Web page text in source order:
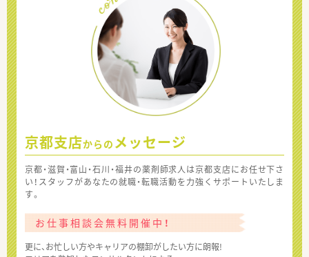
京都支店からの メッセージ
京都・滋賀・富山・石川・福井の薬剤師求人は京都支店にお任せ下さ
い！スタッフがあなたの就職・転職活動を力強くサポートいたしま
す。
お仕事相談会無料開催中！
更に、お忙しい方やキャリアの棚卸がしたい方に朗報!